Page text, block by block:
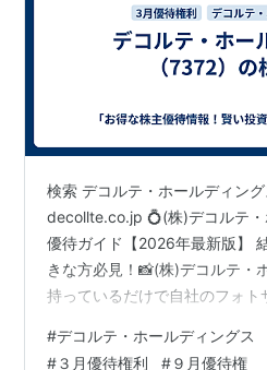
検索 デコルテ・ホールディン
decollte.co.jp 💍(株)デコルテ
優待ガイド【2026年最新版】
きな方必見！📸(株)デコルテ・
持っているだけで自社のフォト
定日：3月末日・9月末日 単元
#デコルテ・ホールディングス
#３月優待権利 #９月優待権